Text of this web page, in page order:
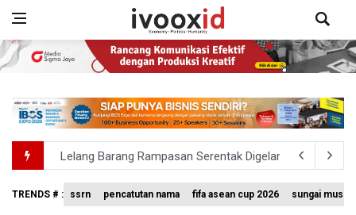
Lelang Barang Rampasan Serentak Digelar di 365
Gajah Liar Ditemukan Mati di Kebun Sawit Aceh,
Menhut Sebut Satgas Inovasi Pembiayaan Taman
TRENDS # : ssrn pencatutan nama fifa asean cup 2026 sungai musi